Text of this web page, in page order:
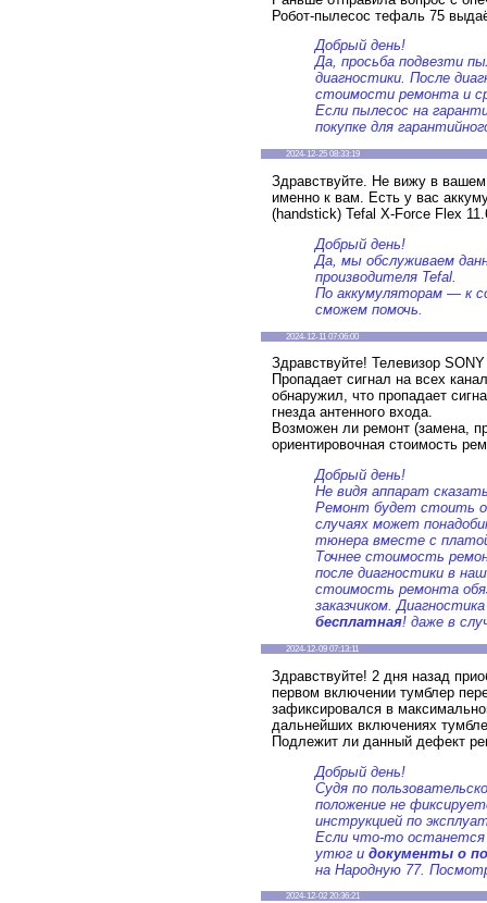
Робот-пылесос тефаль 75
Добрый день!
Да, просьба подвезти
диагностики. После
стоимости ремонта и
Если пылесос на
покупке для
2024-12-25 08:33:19
Здравствуйте. Не вижу в
именно к вам. Есть у вас
(handstick) Tefal X-Force Flex
Добрый день!
Да, мы обслуживаем
производителя Tefal.
По аккумуляторам — к
сможем помочь.
2024-12-11 07:06:00
Здравствуйте! Телевизор
Пропадает сигнал на всех
обнаружил, что пропадает
гнезда антенного входа.
Возможен ли ремонт (замена,
ориентировочная стоимость
Добрый день!
Не видя аппарат
Ремонт будет стоить
случаях может
тюнера вместе с
Точнее стоимость
после диагностики в
стоимость ремонта
заказчиком.
бесплатная! даже в
2024-12-09 07:13:11
Здравствуйте! 2 дня назад
первом включении тумблер
зафиксировался в
дальнейших включениях
Подлежит ли данный дефект
Добрый день!
Судя по
положение не
инструкцией по
Если что-то
утюг и документы о
на Народную 77.
2024-12-02 20:36:21